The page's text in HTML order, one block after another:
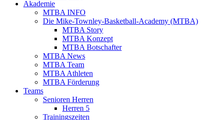
Akademie
MTBA INFO
Die Mike-Townley-Basketball-Academy (MTBA)
MTBA Story
MTBA Konzept
MTBA Botschafter
MTBA News
MTBA Team
MTBA Athleten
MTBA Förderung
Teams
Senioren Herren
Herren 5
Trainingszeiten